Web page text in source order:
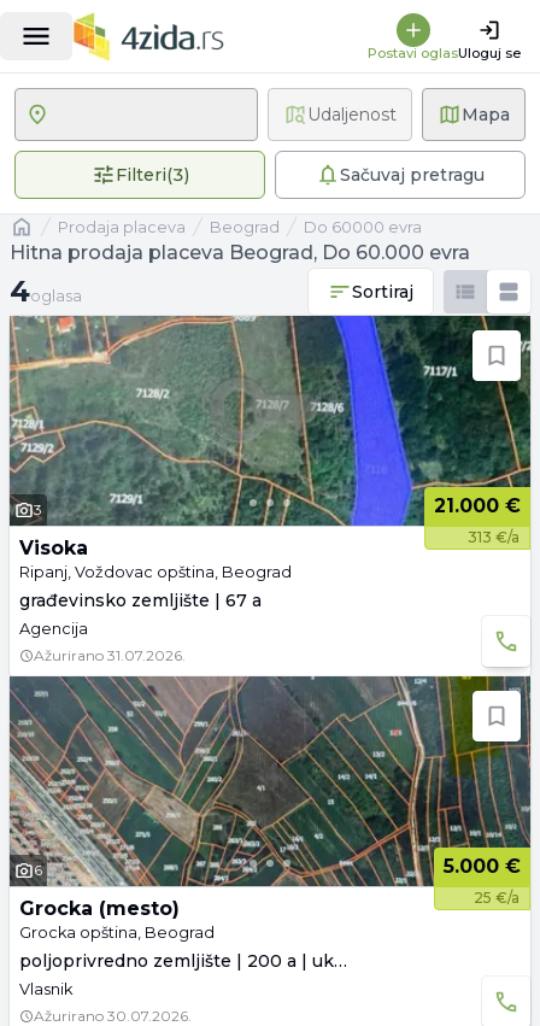
Postavi oglasUloguj se
Mapa
Filteri(3)3 primenjena filteraSačuvaj pretragu
Udaljenost
Naslovnaprodaja placeva Beograd Do 60000 evra
Hitna prodaja placeva Beograd, Do 60.000 evra
4 oglasa
4oglasa Sortiraj
3 21.000 €
313 €/a
Visoka
Ripanj, Voždovac opština, Beograd
građevinsko zemljište | 67 a
Agencija
Ažurirano 31.07.2026.
6 5.000 €
25 €/a
Grocka (mesto)
Grocka opština, Beograd
poljoprivredno zemljište | 200 a | uknjiženo
Vlasnik
Ažurirano 30.07.2026.